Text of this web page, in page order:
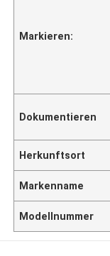
Markieren:
Dokumentieren
Herkunftsort
Markenname
Modellnummer